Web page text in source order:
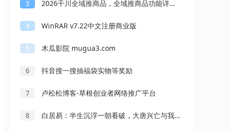
3 2026千川全域推商品，全域推商品功能详解，全域推商品投放3步曲
4 WinRAR v7.22中文注册商业版
5 木瓜影院 mugua3.com
6 抖音搜一搜抽福袋实物等奖励
7 卢松松博客-草根创业者网络推广平台
8 白居易：半生沉浮一朝看破，大唐兴亡与我无关